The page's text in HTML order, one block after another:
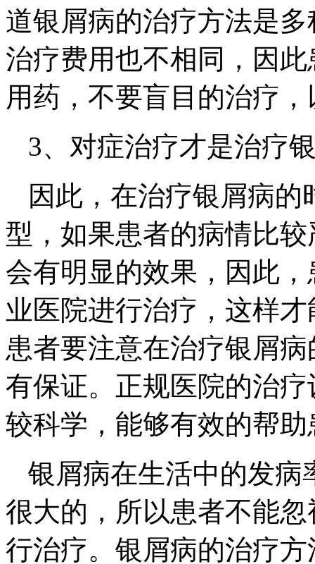
道银屑病的治疗方法是
治疗费用也不相同，因
用药，不要盲目的治疗
3、对症治疗才是治疗
因此，在治疗银屑病
型，如果患者的病情比
会有明显的效果，因此
业医院进行治疗，这样
患者要注意在治疗银屑
有保证。正规医院的治
较科学，能够有效的帮
银屑病在生活中的发病
很大的，所以患者不能
行治疗。银屑病的治疗